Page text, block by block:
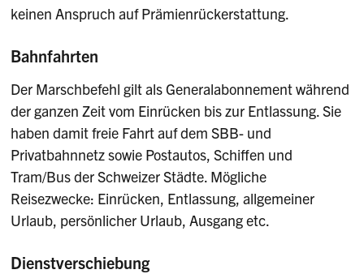
keinen Anspruch auf Prämienrückerstattung.
Bahnfahrten
Der Marschbefehl gilt als Generalabonnement während
der ganzen Zeit vom Einrücken bis zur Entlassung. Sie
haben damit freie Fahrt auf dem SBB- und
Privatbahnnetz sowie Postautos, Schiffen und
Tram/Bus der Schweizer Städte. Mögliche
Reisezwecke: Einrücken, Entlassung, allgemeiner
Urlaub, persönlicher Urlaub, Ausgang etc.
Dienstverschiebung